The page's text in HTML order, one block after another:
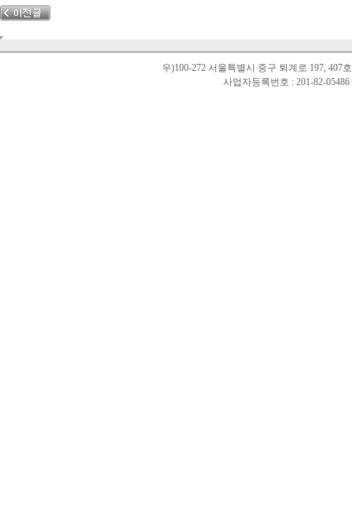
우)100-272 서울특별시 중구 퇴계로 197,
사업자등록번호 : 201-82-